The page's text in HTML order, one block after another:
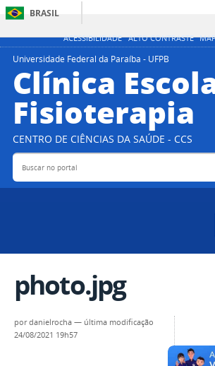
ACESSIBILIDADE ALTO CONTRASTE
BRASIL
Universidade Federal da Paraíba - UFPB
Clínica
Fisioterapia
CENTRO DE CIÊNCIAS DA SAÚDE - CCS
Buscar no portal
photo.jpg
pordanielrocha — última modificação
24/08/2021 19h57